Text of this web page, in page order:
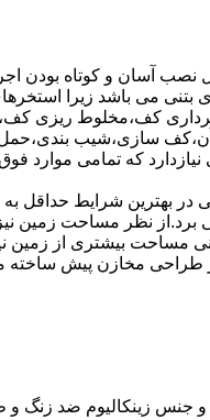
نصب آسان و کوتاه بودن
می باشد زیرا
کف،مخلوط ریزی
آن،کف سازی،شیب
که تمامی موارد
کامل مخزن پیش ساخته حداکثر 4 روززمان می
مساحت بیشتری از زمین
طراحی مخازن پیش ساخته
جنس زینکالیوم ضد زنگ و